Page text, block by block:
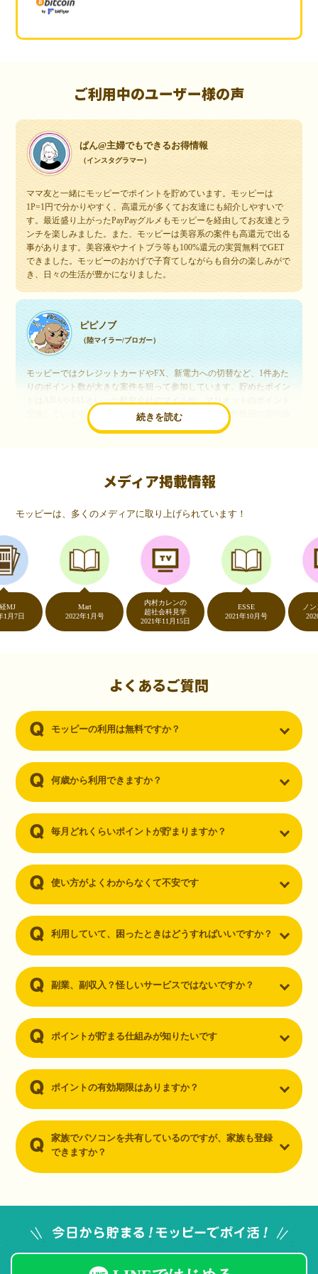
ご利用中のユーザー様の声
ぱん@主婦でもできるお得情報
（インスタグラマー）
ママ友と一緒にモッピーでポイントを貯めています。モッピーは
1P=1円で分かりやすく、高還元が多くてお友達にも紹介しやすいで
す。最近盛り上がったPayPayグルメもモッピーを経由してお友達とラ
ンチを楽しみました。また、モッピーは美容系の案件も高還元で出る
事があります。美容液やナイトブラ等も100%還元の実質無料でGET
できました。モッピーのおかげで子育てしながらも自分の楽しみがで
き、日々の生活が豊かになりました。
続きを読む
ピピノブ
（陸マイラー/ブロガー）
モッピーではクレジットカードやFX、新電力への切替など、1件あた
りのポイント数が大きな案件を狙って参加しています。貯めたポイン
交換しています。このようにすることで、ほぼ無料で年数回の国内旅
行や海外旅行を実現しています。モッピーは陸マイラーや旅行好きに
いつものネットショッピングが、モッピーでお得
（20代・女性）
友達に勧められてモッピーをはじめました。空いた時間にスマホで買
い物をすることが多いのですが、モッピーを経由するだけでショップ
のポイントとモッピーのポイントが二重で貯まることを知り、ビック
リ…！いつものネットショッピングをモッピーを経由するだけでポイ
ントが貯まるなんて…もっと早く教えてほしかった～！貯まったポイ
ントはギフト券に交換して、プチ贅沢を楽しんでます♪
（30代・男性）
ーを知りました。クレジットカードを発行するだけでポイントが貯ま
るならと無料登録して、クレジットカードの発行やアプリダウンロー
メディア掲載情報
モッピーは、多くのメディアに取り上げられています！
2022年1月号
内村カレンの
超社会科見学
2021年11月15日
2021年10月号
ノンスト
2020年5
よくあるご質問
モッピーの利用は無料ですか？
何歳から利用できますか？
毎月どれくらいポイントが貯まりますか？
使い方がよくわからなくて不安です
利用していて、困ったときはどうすればいいですか？
副業、副収入？怪しいサービスではないですか？
ポイントが貯まる仕組みが知りたいです
ポイントの有効期限はありますか？
家族でパソコンを共有しているのですが、家族も登録
できますか？